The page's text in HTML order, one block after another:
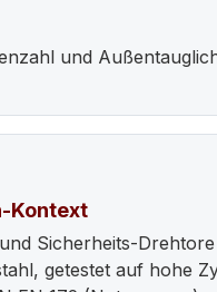
und
Kontext
Sicherheits-
getestet auf hohe